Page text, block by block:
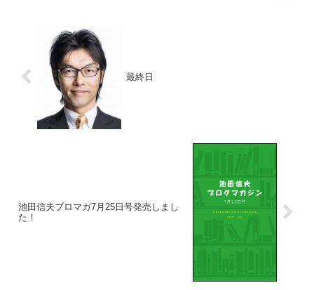
最終日
池田信夫ブロマガ7月25日号発売しまし
た！